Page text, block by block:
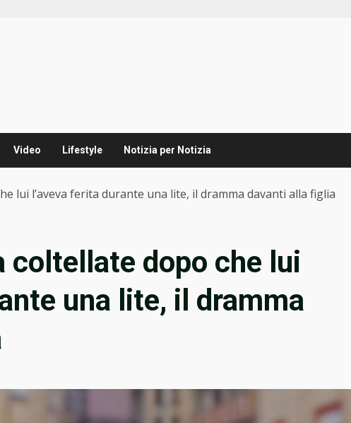
Video Lifestyle Notizia per Notizia
lui l’aveva ferita durante una lite, il dramma davanti alla figlia
coltellate dopo che lui
una lite, il dramma